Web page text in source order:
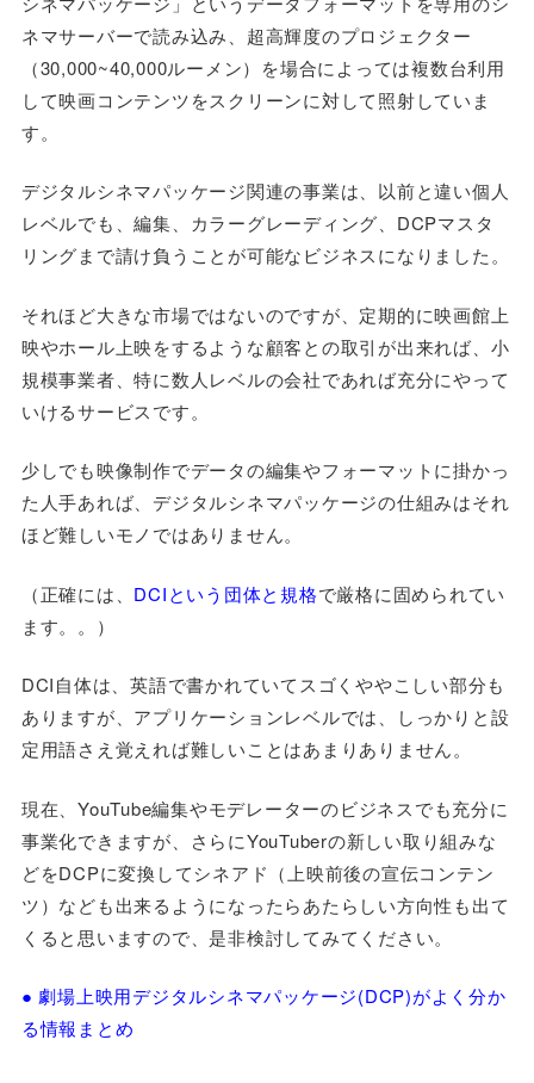
ネマサーバーで読み込み、超高輝度のプロジェクター
（30,000~40,000ルーメン）を場合によっては複数台利用
して映画コンテンツをスクリーンに対して照射していま
す。
デジタルシネマパッケージ関連の事業は、以前と違い個人
レベルでも、編集、カラーグレーディング、DCPマスタ
リングまで請け負うことが可能なビジネスになりました。
それほど大きな市場ではないのですが、定期的に映画館上
映やホール上映をするような顧客との取引が出来れば、小
規模事業者、特に数人レベルの会社であれば充分にやって
いけるサービスです。
少しでも映像制作でデータの編集やフォーマットに掛かっ
た人手あれば、デジタルシネマパッケージの仕組みはそれ
ほど難しいモノではありません。
（正確には、 DCIという団体と規格で厳格に固められてい
ます。。）
DCI自体は、英語で書かれていてスゴくややこしい部分も
ありますが、アプリケーションレベルでは、しっかりと設
定用語さえ覚えれば難しいことはあまりありません。
現在、YouTube編集やモデレーターのビジネスでも充分に
事業化できますが、さらにYouTuberの新しい取り組みな
どをDCPに変換してシネアド（上映前後の宣伝コンテン
ツ）なども出来るようになったらあたらしい方向性も出て
くると思いますので、是非検討してみてください。
● 劇場上映用デジタルシネマパッケージ(DCP)がよく分か
る情報まとめ